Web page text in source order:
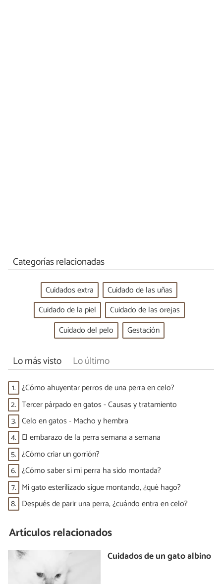
Categorías relacionadas
Cuidados extra
Cuidado de las uñas
Cuidado de la piel
Cuidado de las orejas
Cuidado del pelo
Gestación
Lo más visto Lo último
1. ¿Cómo ahuyentar perros de una perra en celo?
2. Tercer párpado en gatos - Causas y tratamiento
3. Celo en gatos - Macho y hembra
4. El embarazo de la perra semana a semana
5. ¿Cómo criar un gorrión?
6. ¿Cómo saber si mi perra ha sido montada?
7. Mi gato esterilizado sigue montando, ¿qué hago?
8. Después de parir una perra, ¿cuándo entra en celo?
Artículos relacionados
Cuidados de un gato albino